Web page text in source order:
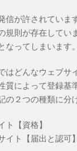
信が許されていま
規則が存在してい
なってしまいます。
はどんなウェブサ
質によって登録基
の２つの種類に分
ト【資格】
イト【届出と認可】